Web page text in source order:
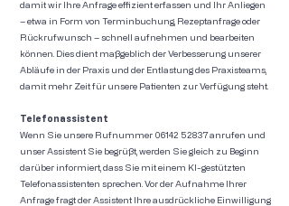
damit wir Ihre Anfrage effizient erfassen und Ihr Anliegen
– etwa in Form von Terminbuchung, Rezeptanfrage oder
Rückrufwunsch – schnell aufnehmen und bearbeiten
können. Dies dient maßgeblich der Verbesserung unserer
Abläufe in der Praxis und der Entlastung des Praxisteams,
damit mehr Zeit für unsere Patienten zur Verfügung steht.
Telefonassistent
Wenn Sie unsere Rufnummer 06142 52837 anrufen und
unser Assistent Sie begrüßt, werden Sie gleich zu Beginn
darüber informiert, dass Sie mit einem KI-gestützten
Telefonassistenten sprechen. Vor der Aufnahme Ihrer
Anfrage fragt der Assistent Ihre ausdrückliche Einwilligung